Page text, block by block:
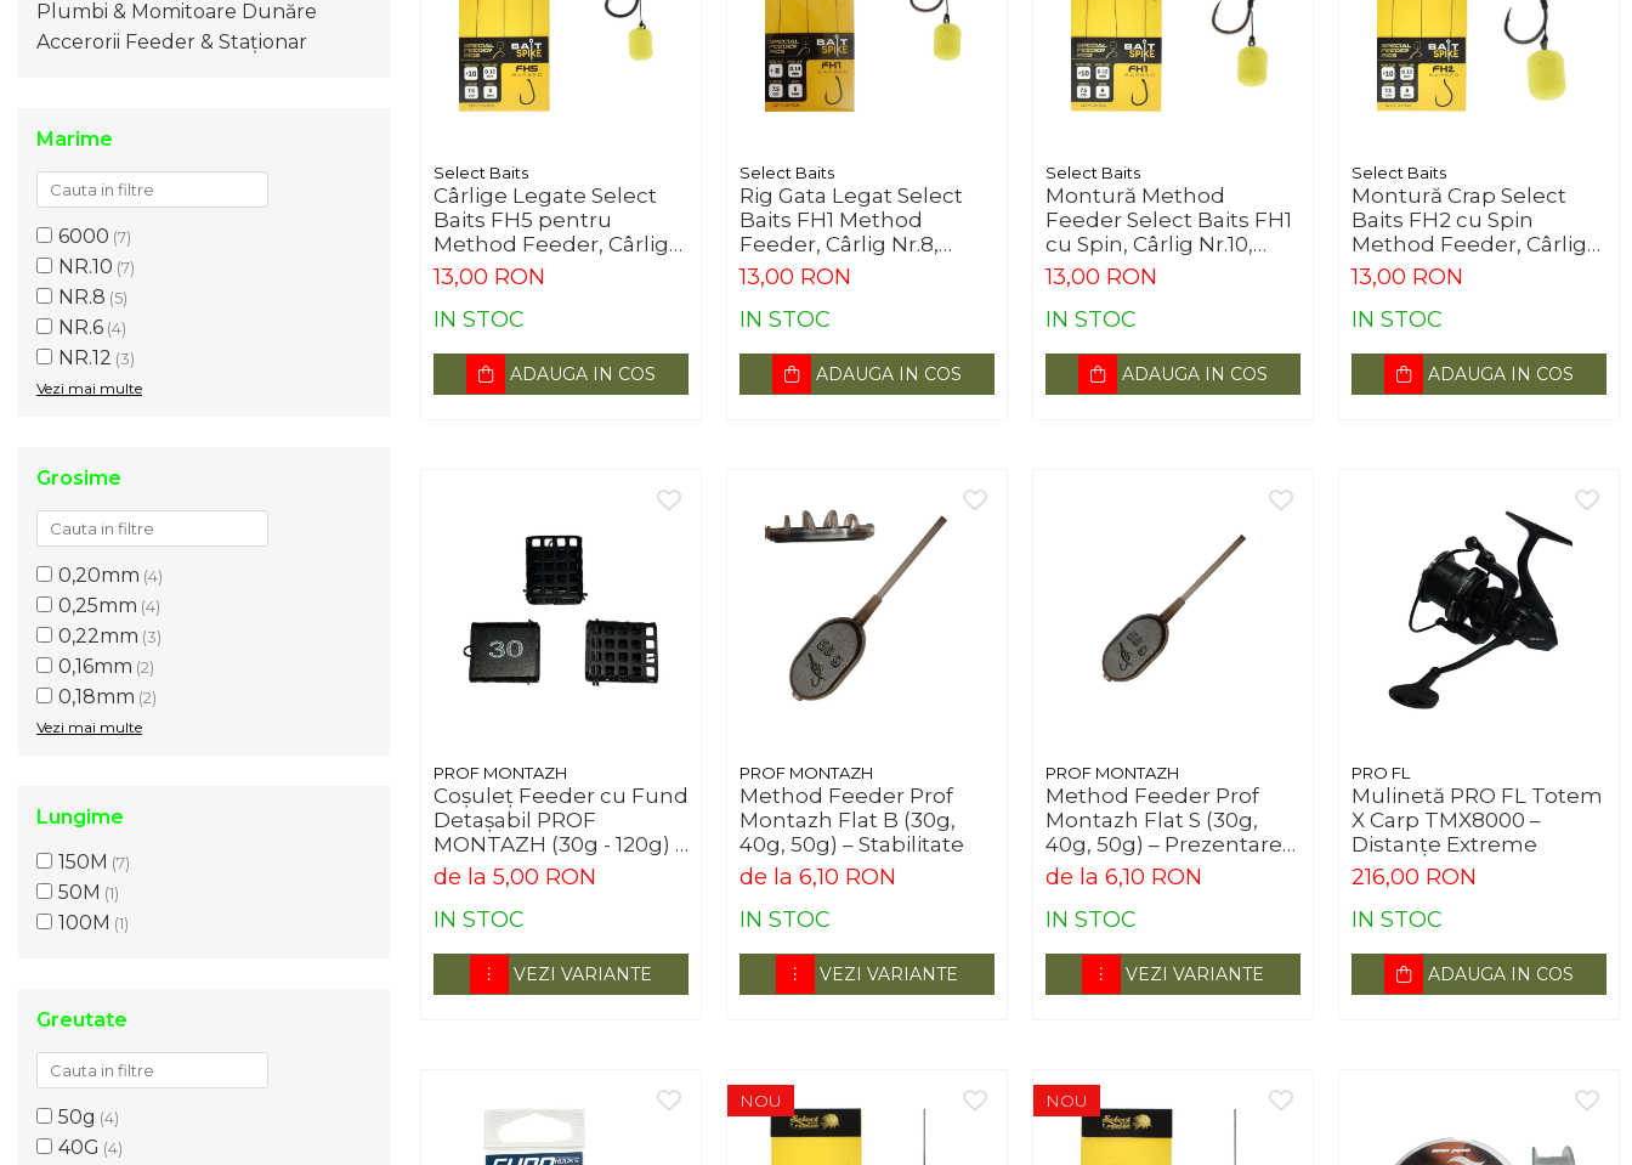
Plumbi & Momitoare Dunăre
Accerorii Feeder & Staționar
Marime
6000 (7)
NR.10 (7)
NR.8 (5)
NR.6 (4)
NR.12 (3)
Vezi mai multe
Grosime
0,20mm (4)
0,25mm (4)
0,22mm (3)
0,16mm (2)
0,18mm (2)
Vezi mai multe
Lungime
150M (7)
50M (1)
100M (1)
Greutate
50g (4)
40G (4)
Select Baits
Cârlige Legate Select
Baits FH5 pentru
Method Feeder, Cârlig
Nr.10, 3buc
13,00 RON
IN STOC
ADAUGA IN COS
Select Baits
Rig Gata Legat Select
Baits FH1 Method
Feeder, Cârlig Nr.8,
3buc
13,00 RON
IN STOC
ADAUGA IN COS
Select Baits
Montură Method
Feeder Select Baits FH1
cu Spin, Cârlig Nr.10,
3buc/set
13,00 RON
IN STOC
ADAUGA IN COS
Select Baits
Montură Crap Select
Baits FH2 cu Spin
Method Feeder, Cârlig
Nr.10, 3 buc/set
13,00 RON
IN STOC
ADAUGA IN COS
PROF MONTAZH
Coșuleț Feeder cu Fund
Detașabil PROF
MONTAZH (30g - 120g) –
Stabilitate și Precizie
de la 5,00 RON
IN STOC
VEZI VARIANTE
PROF MONTAZH
Method Feeder Prof
Montazh Flat B (30g,
40g, 50g) – Stabilitate
de la 6,10 RON
IN STOC
VEZI VARIANTE
PROF MONTAZH
Method Feeder Prof
Montazh Flat S (30g,
40g, 50g) – Prezentare
Perfectă
de la 6,10 RON
IN STOC
VEZI VARIANTE
PRO FL
Mulinetă PRO FL Totem
X Carp TMX8000 –
Distanțe Extreme
216,00 RON
IN STOC
ADAUGA IN COS
NOU NOU